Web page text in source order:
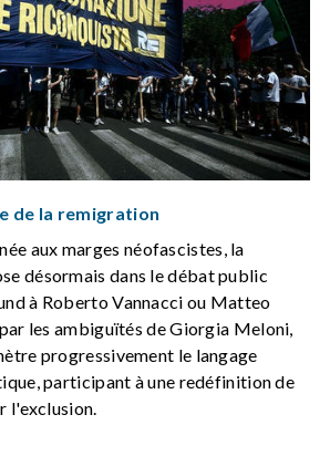
de la remigration
aux marges néofascistes, la
désormais dans le débat public
à Roberto Vannacci ou Matteo
les ambiguïtés de Giorgia Meloni,
progressivement le langage
participant à une redéfinition de
l'exclusion.